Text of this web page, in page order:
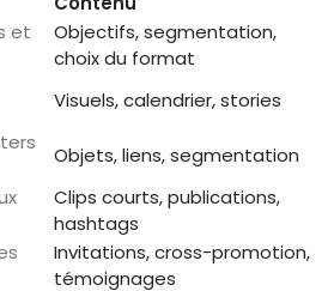
et
Objectifs, segmentation,
choix du format
Visuels, calendrier, stories
Objets, liens, segmentation
Clips courts, publications,
hashtags
Invitations, cross-promotion,
témoignages